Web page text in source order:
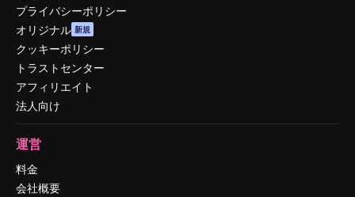
プライバシーポリシー
オリジナル 新規
クッキーポリシー
トラストセンター
アフィリエイト
法人向け
運営
料金
会社概要